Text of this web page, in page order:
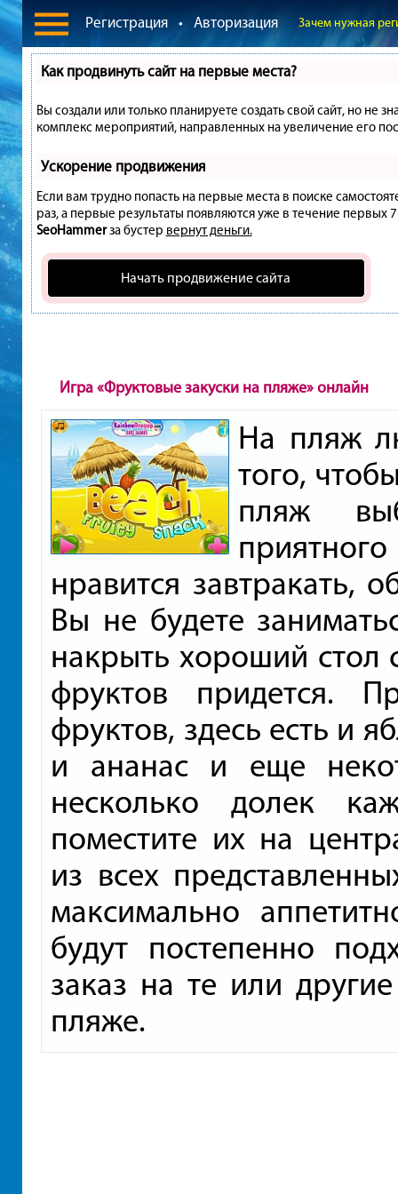
Регистрация • Авторизация Зачем нужная
Как продвинуть сайт на первые места?
Вы создали или только планируете создать свой сайт, но не
комплекс мероприятий, направленных на увеличение его
Ускорение продвижения
Если вам трудно попасть на первые места в поиске
раз, а первые результаты появляются уже в течение первых
SeoHammerза бустер вернут деньги.
Начать продвижение сайта
Игра «Фруктовые закуски на пляже» онлайн
На пляж
того,
пляж
нравится завтракать,
Вы не будете
накрыть хороший стол
фруктов придется.
фруктов, здесь есть и
и ананас и еще
несколько долек
поместите их на
из всех
максимально
будут постепенно
заказ на те или
пляже.